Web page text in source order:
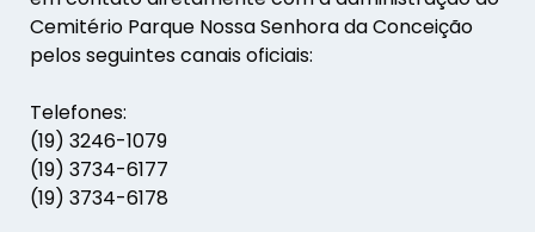
Cemitério Parque Nossa Senhora da Conceição
pelos seguintes canais oficiais:
Telefones:
(19) 3246-1079
(19) 3734-6177
(19) 3734-6178